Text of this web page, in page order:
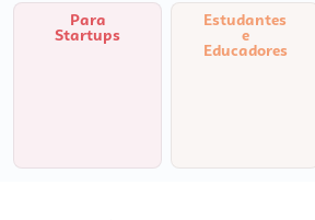
Para
Startups
Estudantes
e
Educadores